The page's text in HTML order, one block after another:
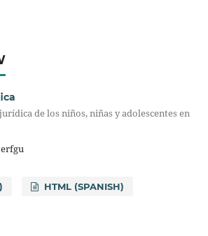
de los niños, niñas y adolescentes en
HTML (SPANISH)